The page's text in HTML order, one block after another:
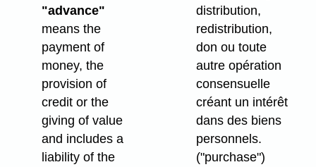
"advance"
means the
payment of
money, the
provision of
credit or the
giving of value
and includes a
liability of the
distribution,
redistribution,
don ou toute
autre opération
consensuelle
créant un intérêt
dans des biens
personnels.
("purchase")